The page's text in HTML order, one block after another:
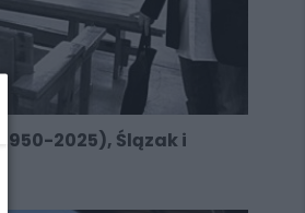
2025), Ślązak i